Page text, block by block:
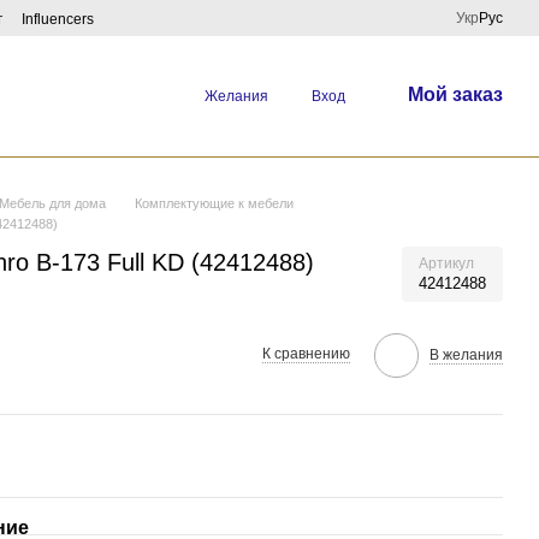
Influencers Укр Рус
Желания Вход Мой заказ
Мебель для дома
Комплектующие к мебели
B-173 Full KD (42412488) Артикул
42412488
К сравнению В желания